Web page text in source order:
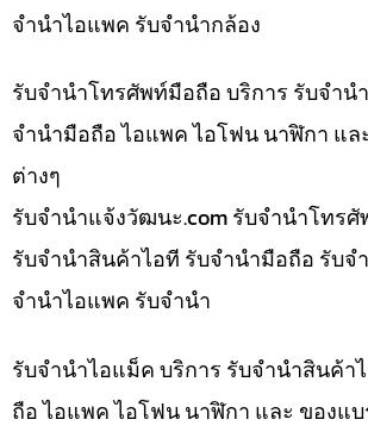
จำนำไอแพค รับจำนำกล้อง
รับจำนำโทรศัพท์มือถือ บริการ รับจำน
จำนำมือถือ ไอแพค ไอโฟน นาฬิกา แล
ต่างๆ
รับจํานําแจ้งวัฒนะ.com รับจำนำโทร
รับจำนำสินค้าไอที รับจำนำมือถือ รับจ
จำนำไอแพค รับจำนำ
รับจำนำไอแม็ค บริการ รับจำนำสินค้า
ถือ ไอแพค ไอโฟน นาฬิกา และ ของแ